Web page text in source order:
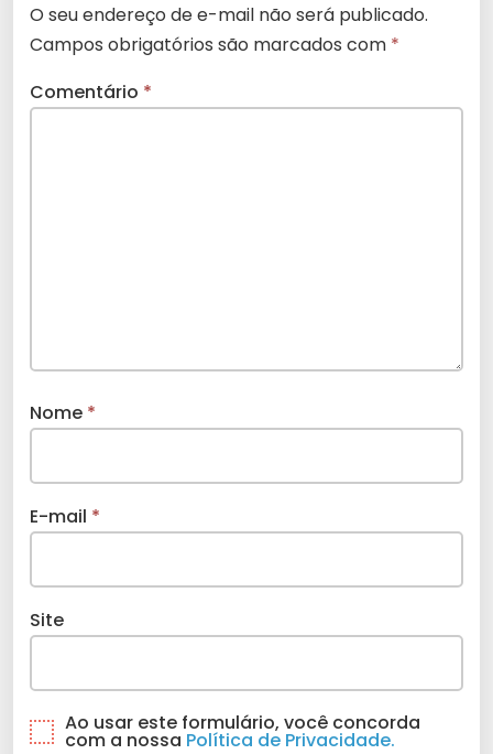
O seu endereço de e-mail não será publicado.
Campos obrigatórios são marcados com *
Comentário *
Nome *
E-mail *
Site
Ao usar este formulário, você concorda
com a nossa Política de Privacidade.